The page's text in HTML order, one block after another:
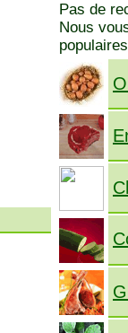
Pas de
Nous